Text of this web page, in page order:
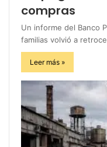
compras
Un informe del Banco
familias volvió a
Leer más »